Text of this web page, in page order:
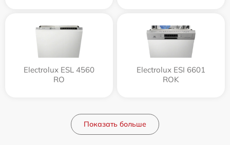
Electrolux ESL 4560
RO
Electrolux ESI 6601
ROK
Показать больше